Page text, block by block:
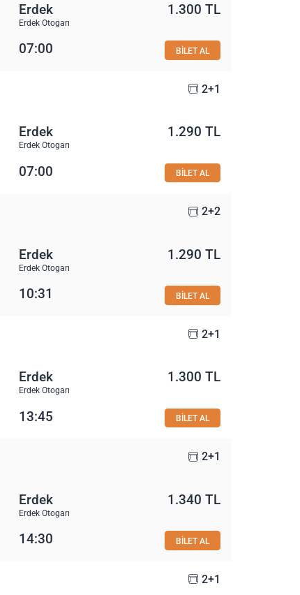
Erdek
Erdek Otogarı
1.300 TL
07:00 BİLET AL
2+1
Erdek
Erdek Otogarı
1.290 TL
07:00 BİLET AL
2+2
Erdek
Erdek Otogarı
1.290 TL
10:31 BİLET AL
2+1
Erdek
Erdek Otogarı
1.300 TL
13:45 BİLET AL
2+1
Erdek
Erdek Otogarı
1.340 TL
14:30 BİLET AL
2+1